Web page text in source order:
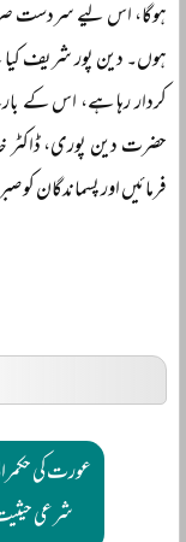
ہوگا، اس لیے سردست
ہوں۔ دین پور شریف کیا
کردار رہا ہے، اس کے
حضرت دین پوری، ڈاکٹر
فرمائیں اور پسماندگان کو
عورت کی
شرعی